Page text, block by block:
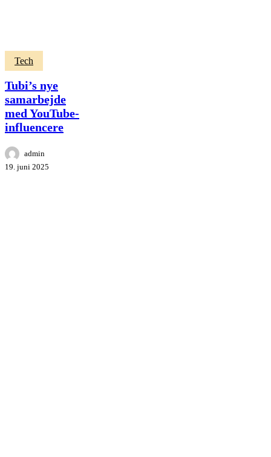
Tubi’s
nye
samarbejde
med
YouTube-
influencere
Tech
Tubi’s nye
samarbejde
med YouTube-
influencere
admin
19. juni 2025